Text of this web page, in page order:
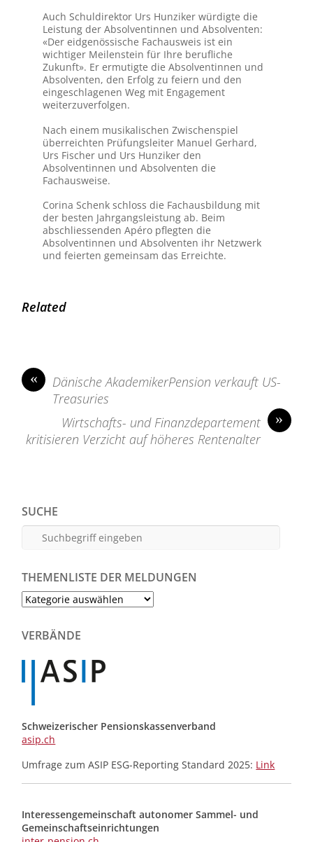
Auch Schuldirektor Urs Hunziker würdigte die
Leistung der Absolventinnen und Absolventen:
«Der eidgenössische Fachausweis ist ein
wichtiger Meilenstein für Ihre berufliche
Zukunft». Er ermutigte die Absolventinnen und
Absolventen, den Erfolg zu feiern und den
eingeschlagenen Weg mit Engagement
weiterzuverfolgen.
Nach einem musikalischen Zwischenspiel
überreichten Prüfungsleiter Manuel Gerhard,
Urs Fischer und Urs Hunziker den
Absolventinnen und Absolventen die
Fachausweise.
Corina Schenk schloss die Fachausbildung mit
der besten Jahrgangsleistung ab. Beim
abschliessenden Apéro pflegten die
Absolventinnen und Absolventen ihr Netzwerk
und feierten gemeinsam das Erreichte.
Related
«
Dänische AkademikerPension verkauft US-
Treasuries
»
Wirtschafts- und Finanzdepartement
kritisieren Verzicht auf höheres Rentenalter
SUCHE
THEMENLISTE DER MELDUNGEN
Themenliste
Meldungen
VERBÄNDE
Schweizerischer Pensionskassenverband
asip.ch
Umfrage zum ASIP ESG-Reporting Standard 2025: Link
Interessengemeinschaft autonomer Sammel- und
Gemeinschafts­einrichtungen